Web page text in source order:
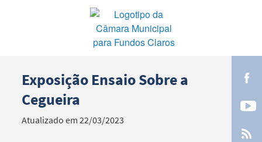
Termo de Pesquisa
Exposição Ensaio Sobre a
Cegueira
Atualizado em 22/03/2023